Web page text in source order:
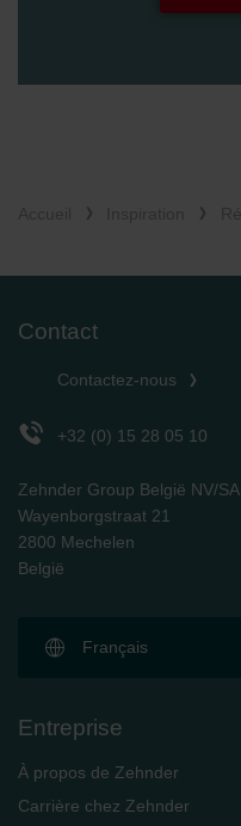
Contact
Contactez-nous
+32 (0) 15 28 05 10
Zehnder Group België NV/SA
Wayenborgstraat 21
2800 Mechelen
België
Français
Entreprise
À propos de Zehnder
Carrière chez Zehnder